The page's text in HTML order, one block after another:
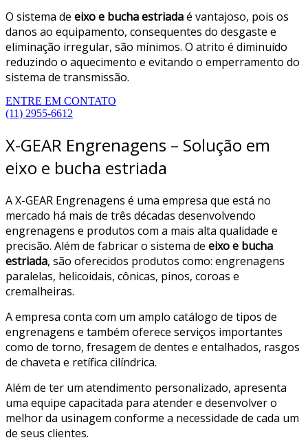
O sistema de eixo e bucha estriadaé vantajoso, pois os
danos ao equipamento, consequentes do desgaste e
eliminação irregular, são mínimos. O atrito é diminuído
reduzindo o aquecimento e evitando o emperramento do
sistema de transmissão.
ENTRE EM CONTATO
(11) 2955-6612
X-GEAR Engrenagens – Solução em
eixo e bucha estriada
A X-GEAR Engrenagens é uma empresa que está no
mercado há mais de três décadas desenvolvendo
engrenagens e produtos com a mais alta qualidade e
precisão. Além de fabricar o sistema de eixo e bucha
estriada, são oferecidos produtos como: engrenagens
paralelas, helicoidais, cônicas, pinos, coroas e
cremalheiras.
A empresa conta com um amplo catálogo de tipos de
engrenagens e também oferece serviços importantes
como de torno, fresagem de dentes e entalhados, rasgos
de chaveta e retífica cilíndrica.
Além de ter um atendimento personalizado, apresenta
uma equipe capacitada para atender e desenvolver o
melhor da usinagem conforme a necessidade de cada um
de seus clientes.